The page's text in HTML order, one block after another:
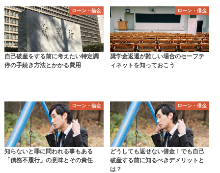
ローン・借金
自己破産をする前に考えたい特定調
停の手続き方法とかかる費用
ローン・借金
奨学金返還が難しい場合のセーフテ
ィネットを知っておこう
ローン・借金
知らないと罪に問われる事もある
「債務不履行」の意味とその責任
ローン・借金
どうしても返せない借金！でも自己
破産する前に知るべきデメリットと
は？